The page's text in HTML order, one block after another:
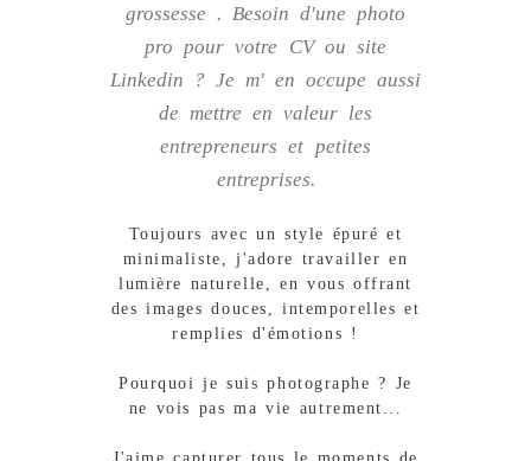
grossesse . Besoin d'une photo
pro pour votre CV ou site
Linkedin ? Je m' en occupe aussi
de mettre en valeur les
entrepreneurs et petites
entreprises.
Toujours avec un style épuré et
minimaliste, j'adore travailler en
lumière naturelle, en vous offrant
des images douces, intemporelles et
remplies d'émotions !
Pourquoi je suis photographe ? Je
ne vois pas ma vie autrement...